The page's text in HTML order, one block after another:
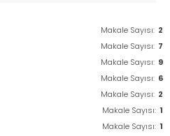
Makale Sayısı: 2
Makale Sayısı: 7
Makale Sayısı: 9
Makale Sayısı: 6
Makale Sayısı: 2
Makale Sayısı: 1
Makale Sayısı: 1